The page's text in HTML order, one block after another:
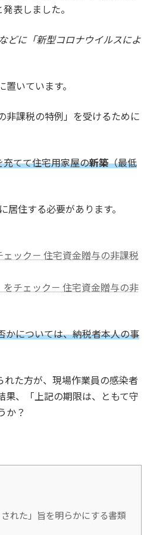
表しました。
どに「新型コロナウイルスによ
いています。
課税の特例」を受けるために
てて住宅用家屋の新築（最低
居住する必要があります。
ック－ 住宅資金贈与の非課税
チェック－ 住宅資金贈与の非
かについては、納税者本人の事
た方が、現場作業員の感染者
果、「上記の期限は、ともて守
か？
れた」旨を明らかにする書類